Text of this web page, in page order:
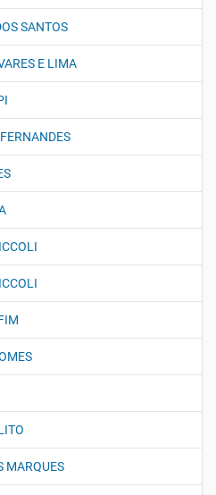
SANTOS
E LIMA
MARQUES